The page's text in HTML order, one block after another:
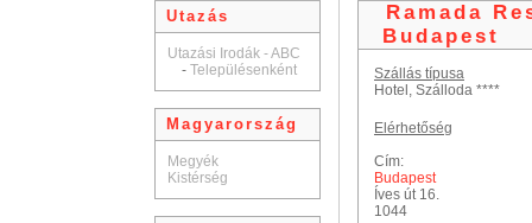
Utazás
Utazási Irodák - ABC
- Településenként
Magyarország
Megyék
Kistérség
Ramada
Budapest
Szállás típusa
Hotel, Szálloda ****
Elérhetőség
Cím:
Budapest
Íves út 16.
1044